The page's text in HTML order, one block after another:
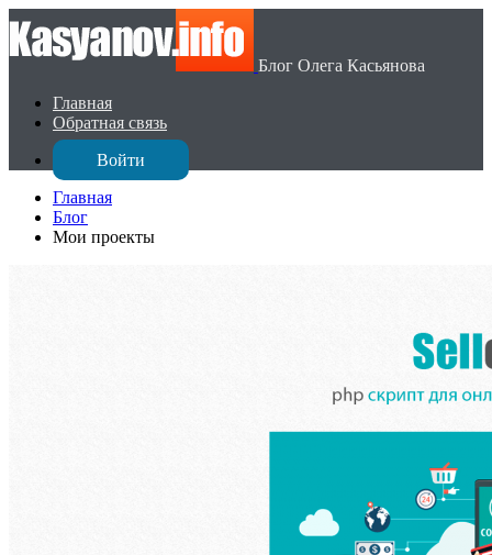
Блог Олега Касьянова
Главная
Обратная связь
Войти
Главная
Блог
Мои проекты